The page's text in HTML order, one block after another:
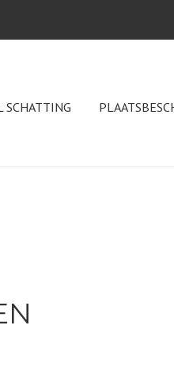
SCHATTING